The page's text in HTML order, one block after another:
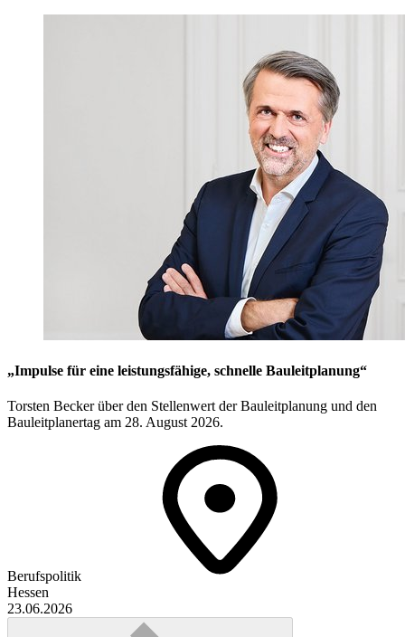
„Impulse für eine leistungsfähige, schnelle Bauleitplanung“
Torsten Becker über den Stellenwert der Bauleitplanung und den
Bauleitplanertag am 28. August 2026.
Berufspolitik
Hessen
23.06.2026